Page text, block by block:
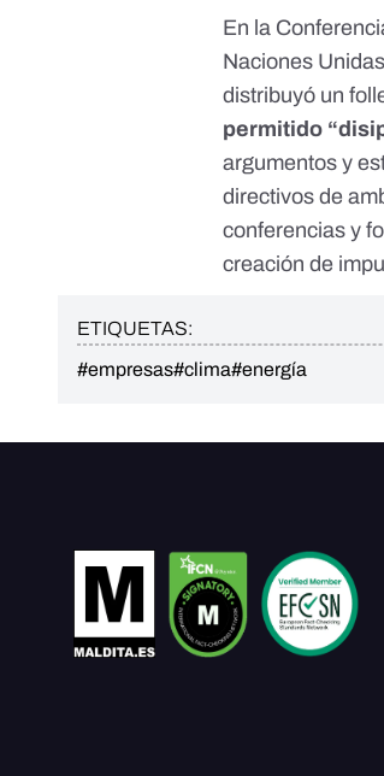
En la
Naciones
distribuyó un
permitido
argumentos y
directivos de
conferencias y
creación de
ETIQUETAS:
#empresas#clima#energía